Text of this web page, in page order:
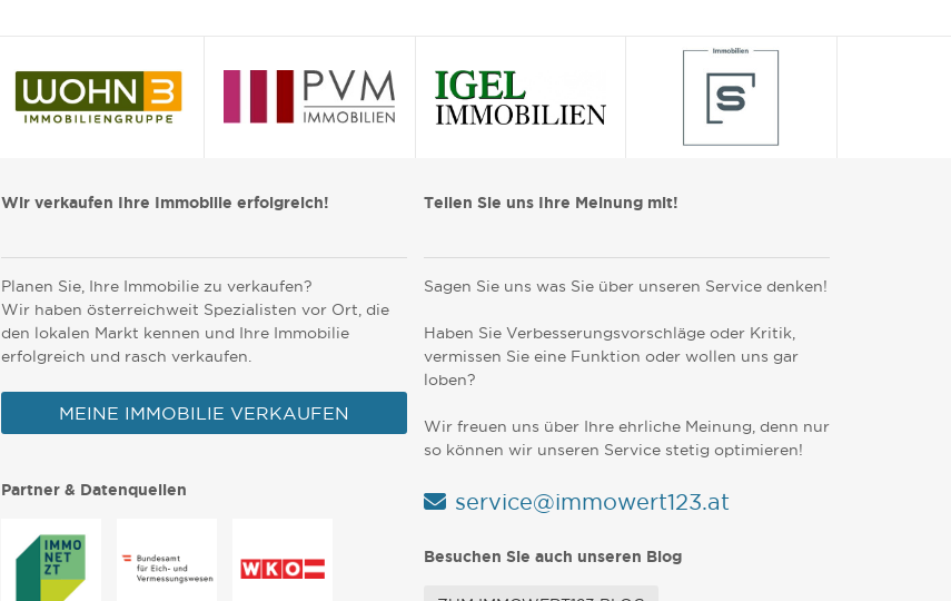
Wir verkaufen Ihre Immobilie erfolgreich!
Planen Sie, Ihre Immobilie zu verkaufen?
Wir haben österreichweit Spezialisten vor Ort, die
den lokalen Markt kennen und Ihre Immobilie
erfolgreich und rasch verkaufen.
MEINE IMMOBILIE VERKAUFEN
Partner & Datenquellen
Teilen Sie uns Ihre Meinung mit!
Sagen Sie uns was Sie über unseren Service denken!
Haben Sie Verbesserungsvorschläge oder Kritik,
vermissen Sie eine Funktion oder wollen uns gar
loben?
Wir freuen uns über Ihre ehrliche Meinung, denn nur
so können wir unseren Service stetig optimieren!
service@immowert123.at
Besuchen Sie auch unseren Blog